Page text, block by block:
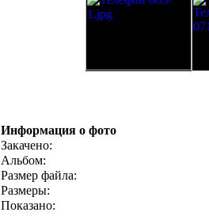
Информация о фото
Закачено:
Альбом:
Размер файла:
Размеры:
Показано: